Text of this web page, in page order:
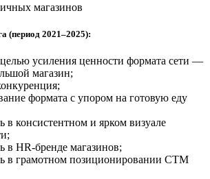
магазинов
(период 2021–2025):
усиления ценности формата сети —
магазин;
формата с упором на готовую еду
в консистентном и ярком визуале
в HR-бренде магазинов;
в грамотном позиционировании СТМ